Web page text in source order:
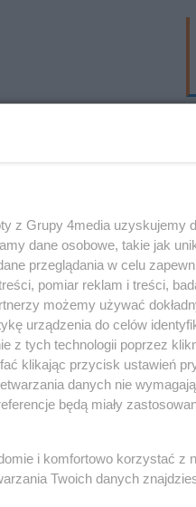
z Grupy 4media uzyskujemy
dane osobowe, takie jak
przeglądania w celu
pomiar reklam i treści,
możemy używać
urządzenia do celów
z tych technologii poprzez
klikając przycisk ustawień
danych nie
będą miały
i komfortowo korzystać z
Twoich danych